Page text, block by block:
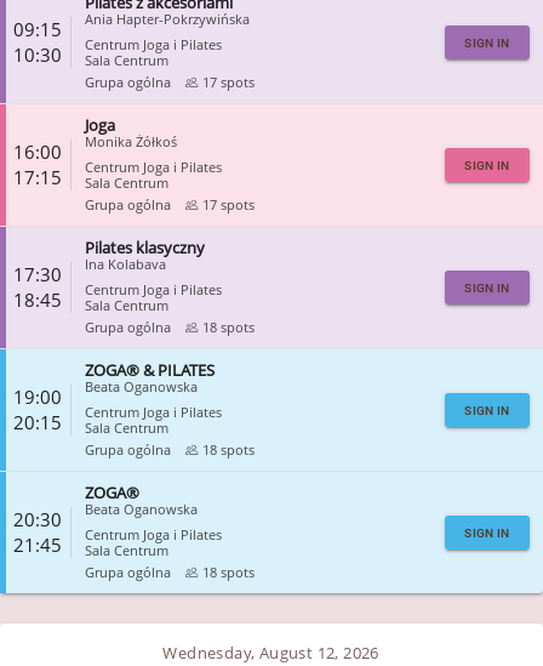
09:15
10:30
Ania Hapter-Pokrzywińska
Centrum Joga i Pilates
Sala Centrum
Grupa ogólna
17 spots
SIGN IN
16:00
17:15
Joga
Monika Żółkoś
Centrum Joga i Pilates
Sala Centrum
Grupa ogólna
17 spots
SIGN IN
17:30
18:45
Pilates klasyczny
Ina Kolabava
Centrum Joga i Pilates
Sala Centrum
Grupa ogólna
18 spots
SIGN IN
19:00
20:15
ZOGA® & PILATES
Beata Oganowska
Centrum Joga i Pilates
Sala Centrum
Grupa ogólna
18 spots
SIGN IN
20:30
21:45
ZOGA®
Beata Oganowska
Centrum Joga i Pilates
Sala Centrum
Grupa ogólna
18 spots
SIGN IN
CLOSE
Wednesday, August 12, 2026